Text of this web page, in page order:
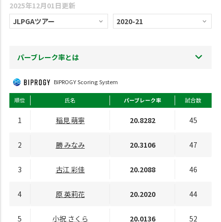
2025年12月01日更新
パーブレーク率とは
BIPROGY Scoring System
順位 氏名 パーブレーク率 試合数
1 稲見 萌寧 20.8282 45
2 勝 みなみ 20.3106 47
3 古江 彩佳 20.2088 46
4 原 英莉花 20.2020 44
5 小祝 さくら 20.0136 52